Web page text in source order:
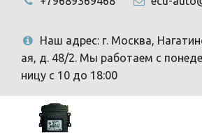
Наш адрес: г. Москва,
ая, д. 48/2. Мы работаем с
ницу с 10 до 18:00